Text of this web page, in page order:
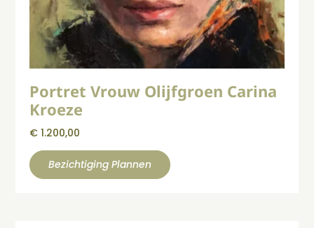
Portret Vrouw Olijfgroen Carina
Kroeze
€ 1.200,00
Bezichtiging Plannen